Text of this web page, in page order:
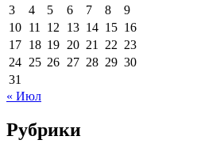
3
4 5 6 7 8
9
10 11 12 13 14 15 16
17 18 19 20 21 22 23
24 25 26 27 28 29 30
31
« Июл
Рубрики